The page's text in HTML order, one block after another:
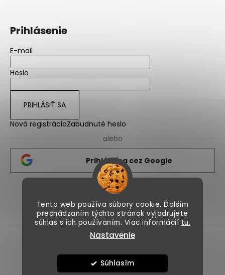
Tento web používa súbory cookie. Ďalším
prechádzaním týchto stránok vyjadrujete
súhlas s ich používaním. Viac informácií tu.
Nastavenie
Súhlasím
Prihlásenie
E-mail
Heslo
PRIHLÁSIŤ SA
Nová registráciaZabudnuté heslo
alebo
Prihlásiť sa cez Google
Nicolips.sk Nicolips.cz
Vytvoril Shoptet